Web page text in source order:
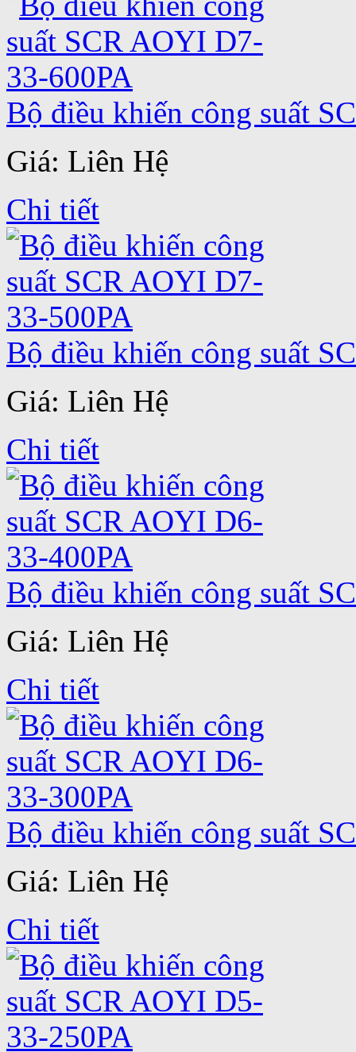
Bộ điều khiến công suất
Giá: Liên Hệ
Chi tiết
Bộ điều khiến công suất
Giá: Liên Hệ
Chi tiết
Bộ điều khiến công suất
Giá: Liên Hệ
Chi tiết
Bộ điều khiến công suất
Giá: Liên Hệ
Chi tiết